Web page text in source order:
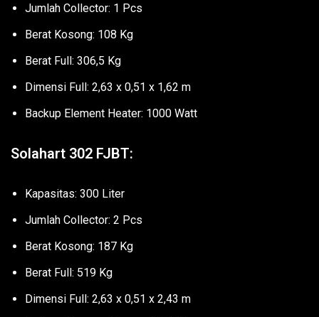
Jumlah Collector: 1 Pcs
Berat Kosong: 108 Kg
Berat Full: 306,5 Kg
Dimensi Full: 2,63 x 0,51 x 1,62 m
Backup Element Heater: 1000 Watt
Solahart 302 FJBT:
Kapasitas: 300 Liter
Jumlah Collector: 2 Pcs
Berat Kosong: 187 Kg
Berat Full: 519 Kg
Dimensi Full: 2,63 x 0,51 x 2,43 m